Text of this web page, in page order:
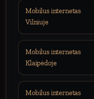
Mobilus internetas
Vilniuje
Mobilus internetas
Klaipėdoje
Mobilus internetas